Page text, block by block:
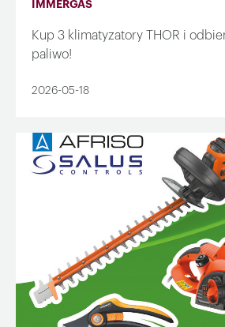
IMMERGAS
Kup 3 klimatyzatory THOR i
paliwo!
2026-05-18